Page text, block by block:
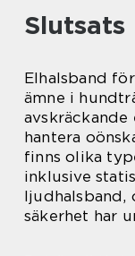
Slutsats
Elhalsband
ämne i
hantera
finns olika
inklusive
ljudhalsband,
säkerhet har